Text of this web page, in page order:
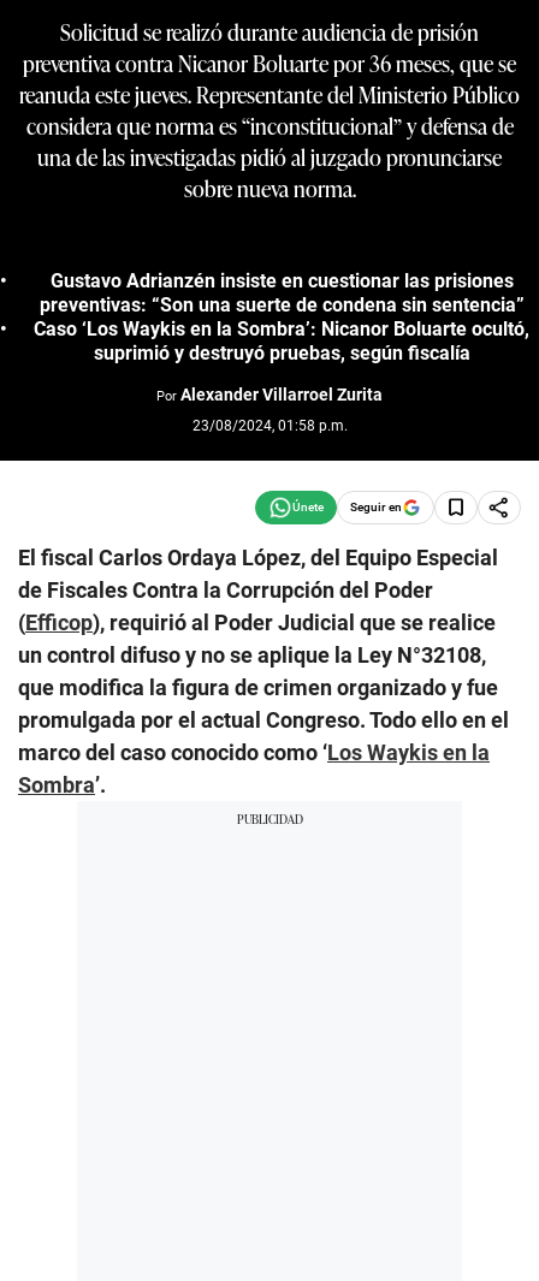
Solicitud se realizó durante audiencia de prisión
preventiva contra Nicanor Boluarte por 36 meses, que se
reanuda este jueves. Representante del Ministerio Público
considera que norma es “inconstitucional” y defensa de
una de las investigadas pidió al juzgado pronunciarse
sobre nueva norma.
Gustavo Adrianzén insiste en cuestionar las prisiones
preventivas: “Son una suerte de condena sin sentencia”
Caso ‘Los Waykis en la Sombra’: Nicanor Boluarte ocultó,
suprimió y destruyó pruebas, según fiscalía
Por Alexander Villarroel Zurita
23/08/2024, 01:58 p.m.
Seguir en
El fiscal Carlos Ordaya López, del Equipo Especial
de Fiscales Contra la Corrupción del Poder
(Efficop), requirió al Poder Judicial que se realice
un control difuso y no se aplique la Ley N°32108,
que modifica la figura de crimen organizado y fue
promulgada por el actual Congreso. Todo ello en el
marco del caso conocido como ‘Los Waykis en la
Sombra’.